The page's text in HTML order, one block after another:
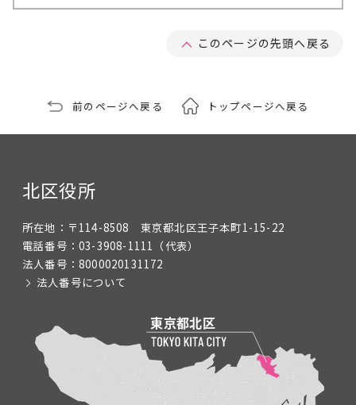
このページの先頭へ戻る
前のページへ戻る トップページへ戻る
北区役所
所在地： 〒114-8508 東京都北区王子本町1-15-22
電話番号： 03-3908-1111 （代表）
法人番号： 8000020131172
法人番号について